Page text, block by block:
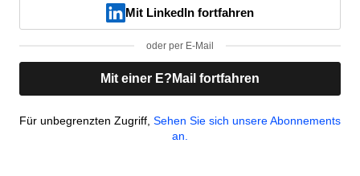
Mit LinkedIn fortfahren
oder per E-Mail
Mit einer E?Mail fortfahren
Für unbegrenzten Zugriff, Sehen Sie sich unsere Abonnements
an.